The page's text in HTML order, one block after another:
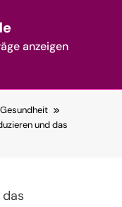
anzeigen
und das